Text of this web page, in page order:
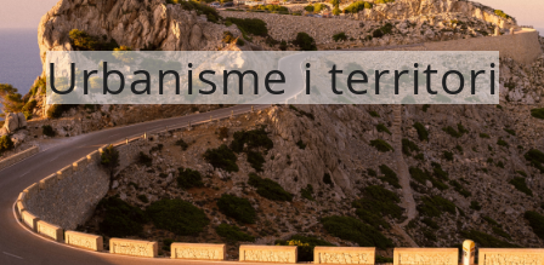
Urbanisme i territori